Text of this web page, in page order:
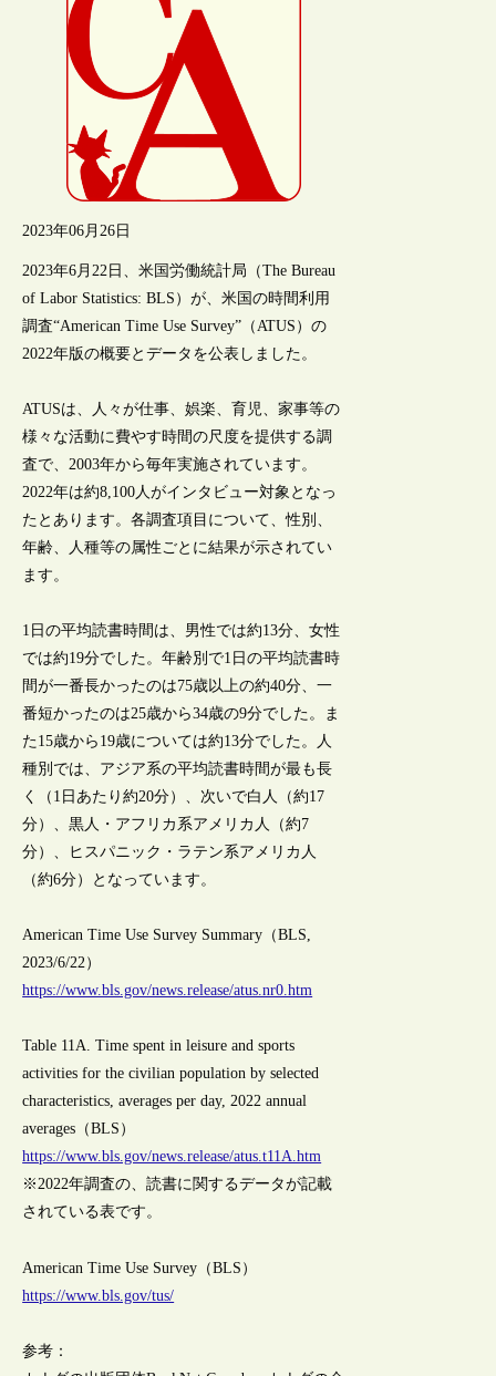
2023年06月26日
2023年6月22日、米国労働統計局（The Bureau
of Labor Statistics: BLS）が、米国の時間利用
調査“American Time Use Survey”（ATUS）の
2022年版の概要とデータを公表しました。
ATUSは、人々が仕事、娯楽、育児、家事等の
様々な活動に費やす時間の尺度を提供する調
査で、2003年から毎年実施されています。
2022年は約8,100人がインタビュー対象となっ
たとあります。各調査項目について、性別、
年齢、人種等の属性ごとに結果が示されてい
ます。
1日の平均読書時間は、男性では約13分、女性
では約19分でした。年齢別で1日の平均読書時
間が一番長かったのは75歳以上の約40分、一
番短かったのは25歳から34歳の9分でした。ま
た15歳から19歳については約13分でした。人
種別では、アジア系の平均読書時間が最も長
く（1日あたり約20分）、次いで白人（約17
分）、黒人・アフリカ系アメリカ人（約7
分）、ヒスパニック・ラテン系アメリカ人
（約6分）となっています。
American Time Use Survey Summary（BLS,
2023/6/22）
https://www.bls.gov/news.release/atus.nr0.htm
Table 11A. Time spent in leisure and sports
activities for the civilian population by selected
characteristics, averages per day, 2022 annual
averages（BLS）
https://www.bls.gov/news.release/atus.t11A.htm
※2022年調査の、読書に関するデータが記載
されている表です。
American Time Use Survey（BLS）
https://www.bls.gov/tus/
参考：